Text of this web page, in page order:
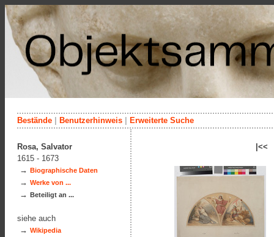
Bestände Benutzerhinweis Erweiterte Suche
Rosa, Salvator
1615 - 1673
→ Biographische Daten
→ Werke von ...
→ Beteiligt an ...
siehe auch
→ Wikipedia